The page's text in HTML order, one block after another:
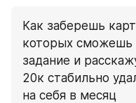
Как заберешь
которых сможешь
задание и
20к стабильно
на себя в месяц